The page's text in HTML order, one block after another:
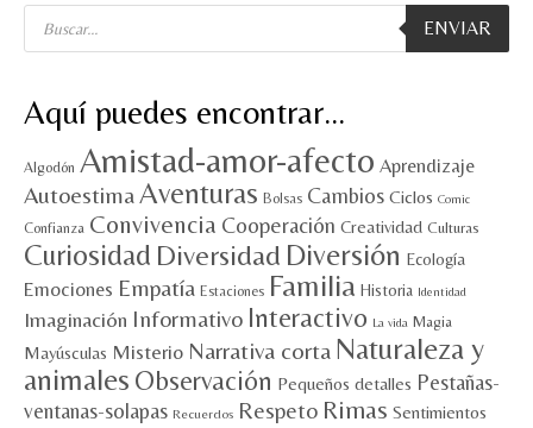
Búsqueda
productos
ENVIAR
Aquí puedes encontrar…
Algodón Amistad-amor-afecto Aprendizaje
AutoestimaAventuras Bolsas Cambios Ciclos Comic
Confianza Convivencia Cooperación Creatividad Culturas
Curiosidad Diversidad Diversión Ecología
Emociones Empatía Estaciones Familia Historia Identidad
Imaginación Informativo Interactivo La vida Magia
Mayúsculas Misterio Narrativa corta Naturaleza y
animales Observación Pequeños detalles Pestañas-
ventanas-solapas Recuerdos Respeto Rimas Sentimientos